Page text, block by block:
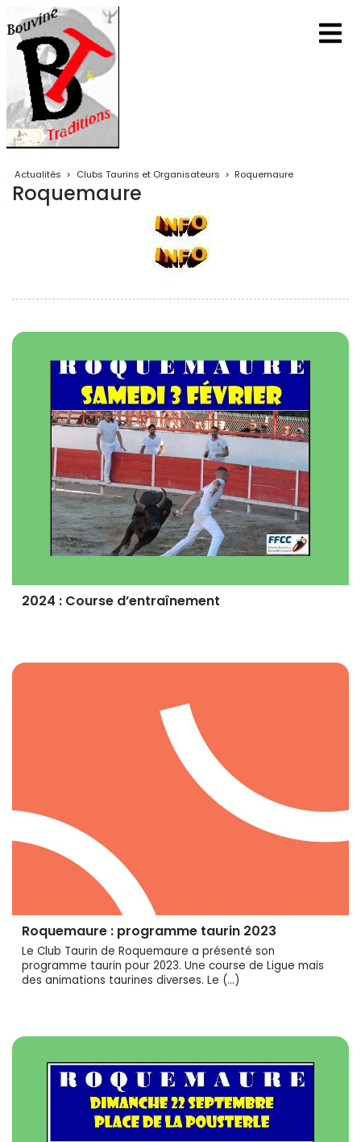
Actualités > Clubs Taurins et Organisateurs > Roquemaure
Roquemaure
2024 : Course d’entraînement
Roquemaure : programme taurin 2023
Le Club Taurin de Roquemaure a présenté son
programme taurin pour 2023. Une course de Ligue mais
des animations taurines diverses. Le (…)